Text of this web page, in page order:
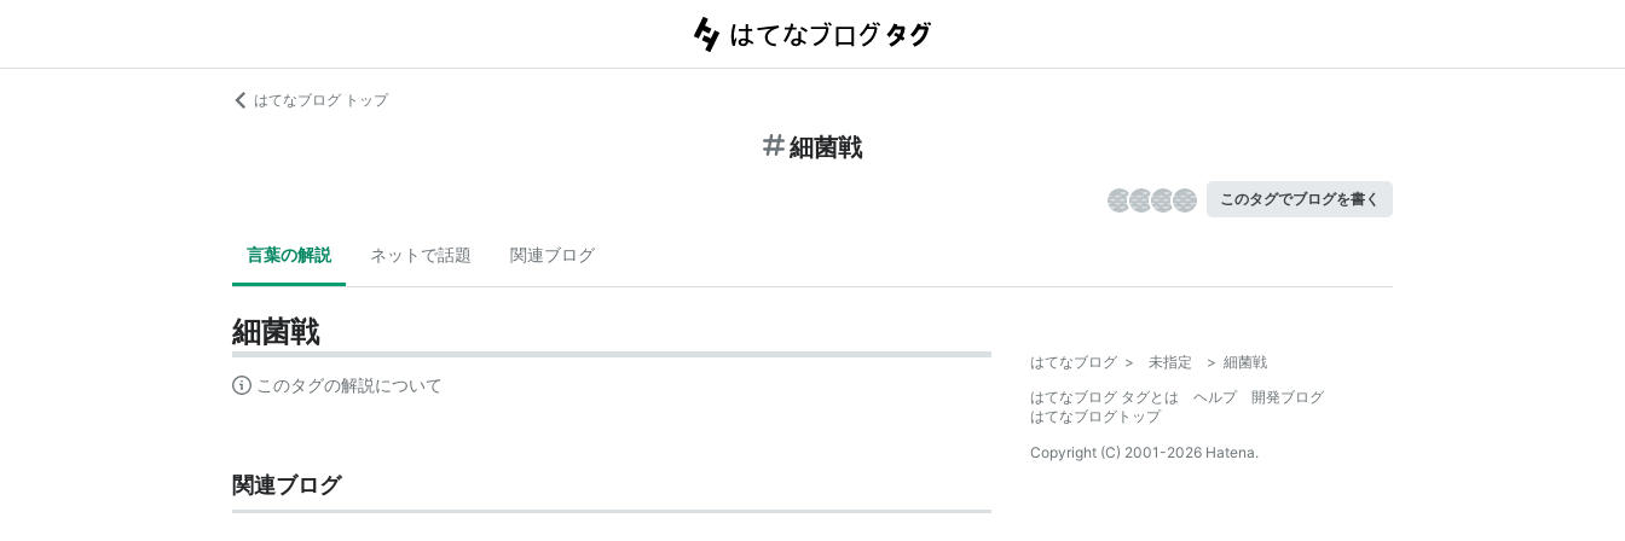
はてなブログ トップ
細菌戦
このタグでブログを書く
言葉の解説 ネットで話題 関連ブログ
細菌戦
このタグの解説について
関連ブログ
はてなブログ > 未指定 > 細菌戦
はてなブログ タグとは
ヘルプ
開発ブログ
はてなブログトップ
Copyright (C) 2001-2026 Hatena.